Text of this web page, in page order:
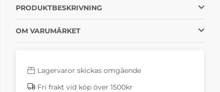
PRODUKTBESKRIVNING
OM VARUMÄRKET
Lagervaror skickas omgående
Fri frakt vid köp över 1500kr